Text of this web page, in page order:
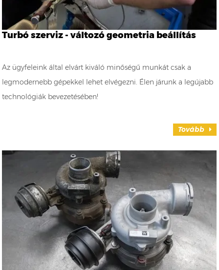
Turbó szerviz - változó geometria beállítás
Az ügyfeleink által elvárt kiváló minőségű munkát csak a
legmodernebb gépekkel lehet elvégezni. Élen járunk a legújabb
technológiák bevezetésében!
Tovább